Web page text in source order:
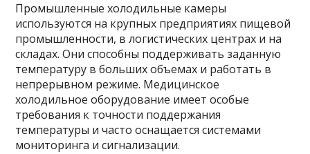
Промышленные холодильные камеры
используются на крупных предприятиях пищевой
промышленности, в логистических центрах и на
складах. Они способны поддерживать заданную
температуру в больших объемах и работать в
непрерывном режиме. Медицинское
холодильное оборудование имеет особые
требования к точности поддержания
температуры и часто оснащается системами
мониторинга и сигнализации.